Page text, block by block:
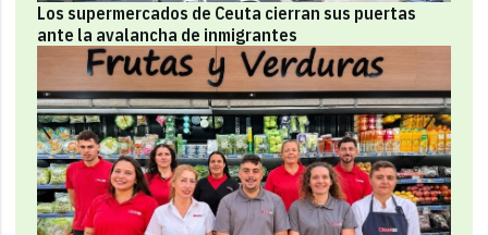
Los supermercados de Ceuta cierran sus puertas
ante la avalancha de inmigrantes